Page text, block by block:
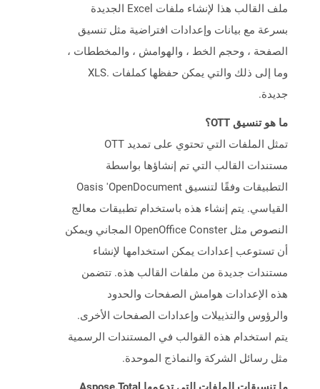
ملف القالب هذا لإنشاء ملفات Excel الجديدة
بسرعة مع بيانات وإعدادات افتراضية مثل تنسيق
الصفحة ، وحجم الخط ، والهوامش ، والمخططات ،
وما إلى ذلك والتي يمكن حفظها كملفات .XLS
جديدة.
ما هو تنسيق OTT؟
تمثل الملفات التي تحتوي على تمديد OTT
مستندات القالب التي تم إنشاؤها بواسطة
التطبيقات وفقًا لتنسيق Oasis 'OpenDocument
القياسي. يتم إنشاء هذه باستخدام تطبيقات معالج
النصوص مثل OpenOffice Conster المجاني ويمكن
أن تستوعب إعدادات يمكن استخدامها لإنشاء
مستندات جديدة من ملفات القالب هذه. تتضمن
هذه الإعدادات هوامش الصفحات والحدود
والرؤوس والتذييلات وإعدادات الصفحات الأخرى.
يتم استخدام هذه القوالب في المستندات الرسمية
مثل رسائل الشركة والنماذج الموحدة.